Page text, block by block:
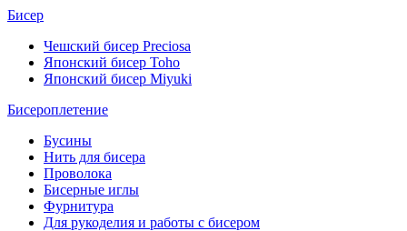
Бисер
Чешский бисер Preciosa
Японский бисер Toho
Японский бисер Miyuki
Бисероплетение
Бусины
Нить для бисера
Проволока
Бисерные иглы
Фурнитура
Для рукоделия и работы с бисером